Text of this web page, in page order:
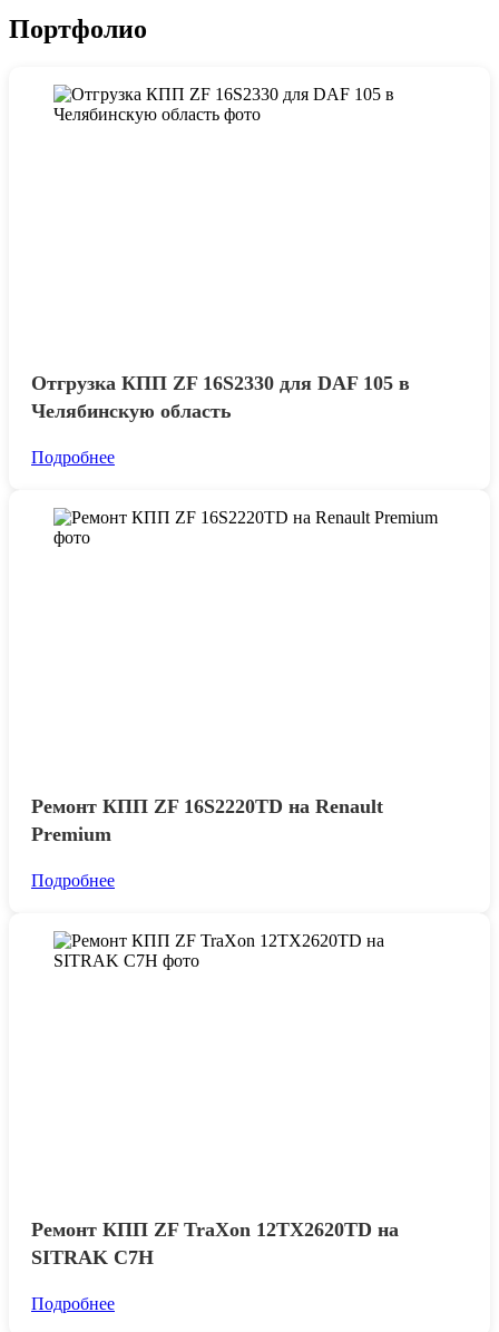
Портфолио
Отгрузка КПП ZF 16S2330 для DAF 105 в
Челябинскую область
Подробнее
Ремонт КПП ZF 16S2220TD на Renault
Premium
Подробнее
Ремонт КПП ZF TraXon 12TX2620TD на
SITRAK C7H
Подробнее